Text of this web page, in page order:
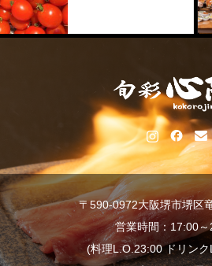
〒590-0972大阪堺市堺区
営業時間：17:00
(料理L.O.23:00 ドリン